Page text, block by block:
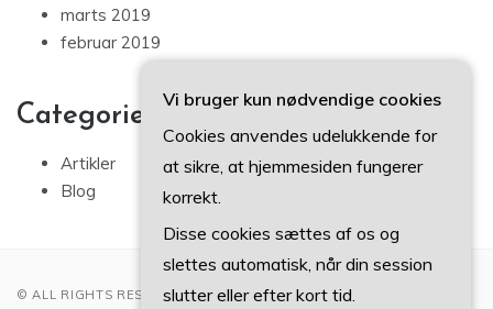
marts 2019
februar 2019
Categories
Artikler
Blog
© ALL RIGHTS RESERVED 2022
Vi bruger kun nødvendige cookies
Cookies anvendes udelukkende for
at sikre, at hjemmesiden fungerer
korrekt.
Disse cookies sættes af os og
slettes automatisk, når din session
slutter eller efter kort tid.